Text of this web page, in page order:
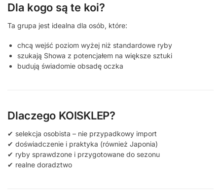
Dla kogo są te koi?
Ta grupa jest idealna dla osób, które:
chcą wejść poziom wyżej niż standardowe ryby
szukają Showa z potencjałem na większe sztuki
budują świadomie obsadę oczka
Dlaczego KOISKLEP?
✔ selekcja osobista – nie przypadkowy import
✔ doświadczenie i praktyka (również Japonia)
✔ ryby sprawdzone i przygotowane do sezonu
✔ realne doradztwo